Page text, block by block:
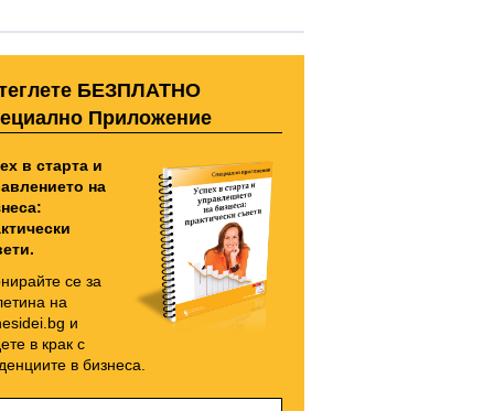
БЕЗПЛАТНО
Приложение
в старта и
на
се за
на
и
в крак с
в бизнеса.